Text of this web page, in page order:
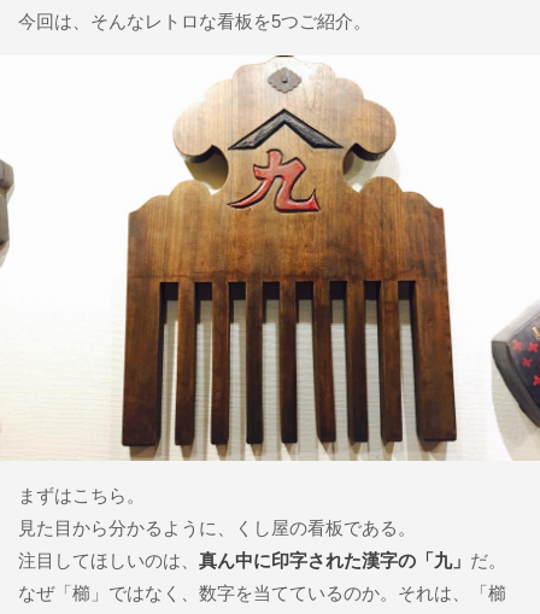
今回は、そんなレトロな看板を5つご紹介。
まずはこちら。
見た目から分かるように、くし屋の看板である。
注目してほしいのは、 真ん中に印字された漢字の「九」 だ。
なぜ「櫛」ではなく、数字を当てているのか。それは、「櫛